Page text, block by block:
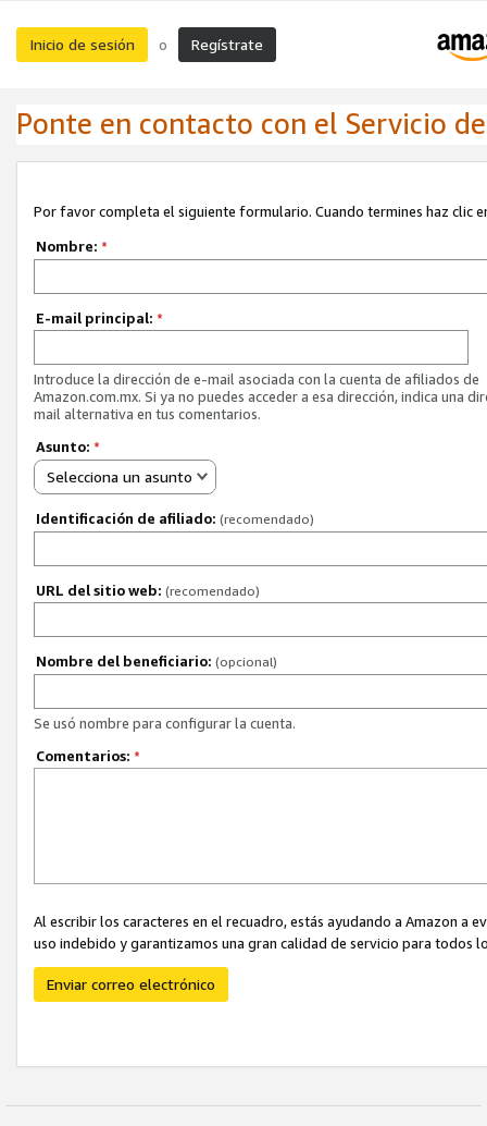
Inicio de sesión o Regístrate
Ponte en contacto con el Servicio
Por favor completa el siguiente formulario. Cuando termines haz clic
Nombre: *
E-mail principal: *
Introduce la dirección de e-mail asociada con la cuenta de afiliados de
Amazon.com.mx. Si ya no puedes acceder a esa dirección, indica una
mail alternativa en tus comentarios.
Asunto: *
Selecciona un asunto
Identificación de afiliado: (recomendado)
URL del sitio web: (recomendado)
Nombre del beneficiario: (opcional)
Se usó nombre para configurar la cuenta.
Comentarios: *
Al escribir los caracteres en el recuadro, estás ayudando a Amazon
uso indebido y garantizamos una gran calidad de servicio para todos
Enviar correo electrónico